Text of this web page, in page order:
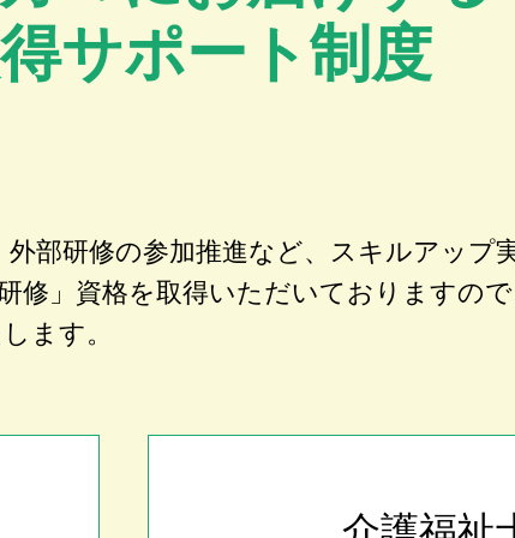
サポート制度
部研修の参加推進など、スキルアップ
修」資格を取得いただいておりますの
ます。